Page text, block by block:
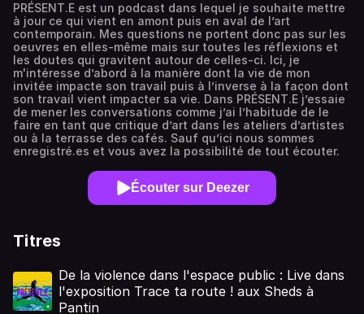
PRÉSENT.E est un podcast dans lequel je souhaite mettre
à jour ce qui vient en amont puis en aval de l’art
contemporain. Mes questions ne portent donc pas sur les
oeuvres en elles-même mais sur toutes les réflexions et
les doutes qui gravitent autour de celles-ci. Ici, je
m'intéresse d’abord à la manière dont la vie de mon
invitée impacte son travail puis à l’inverse à la façon dont
son travail vient impacter sa vie. Dans PRÉSENT.E j’essaie
de mener les conversations comme j’ai l’habitude de le
faire en tant que critique d’art dans les ateliers d’artistes
ou à la terrasse des cafés. Sauf qu’ici nous sommes
enregistré.es et vous avez la possibilité de tout écouter.
Écouter sur Deezer
Titres
De la violence dans l'espace public : Live dans
l'exposition Trace ta route ! aux Sheds à
Pantin